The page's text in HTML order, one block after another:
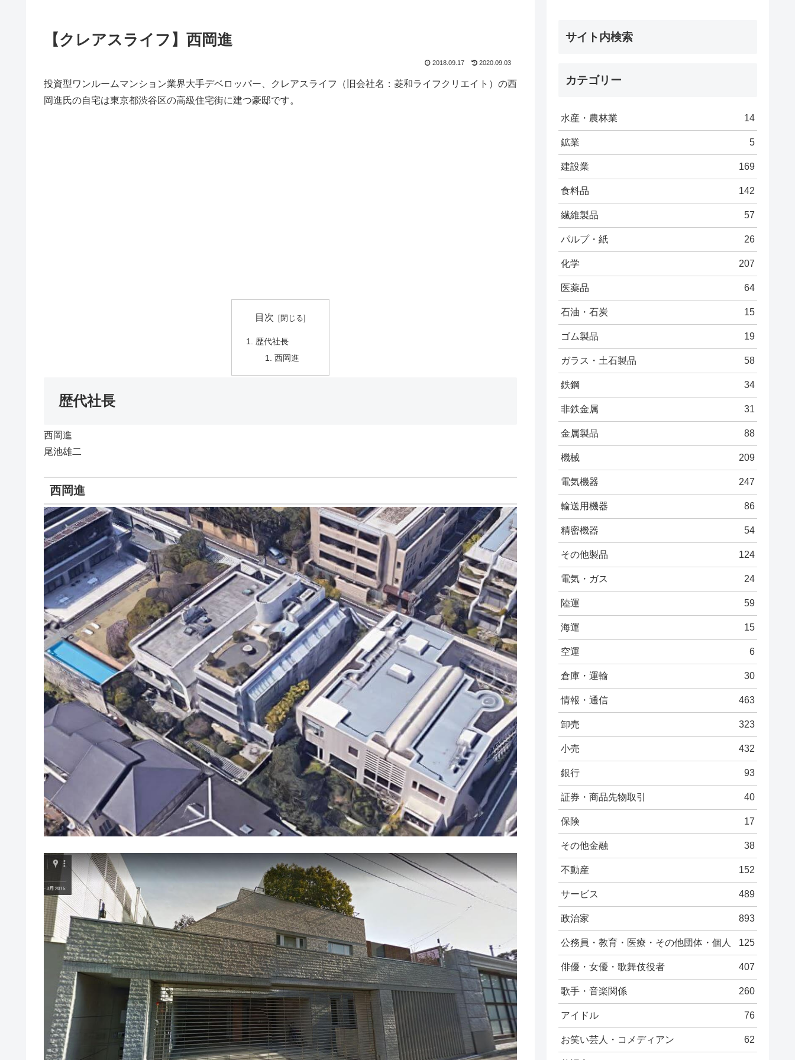
【クレアスライフ】西岡進
2018.09.17 2020.09.03
投資型ワンルームマンション業界大手デベロッパー、クレアスライフ（旧会社名：菱和ライフクリエイト）の西
岡進氏の自宅は東京都渋谷区の高級住宅街に建つ豪邸です。
目次
歴代社長
西岡進
歴代社長
西岡進
尾池雄二
西岡進
サイト内検索
カテゴリー
水産・農林業 14
鉱業 5
建設業 169
食料品 142
繊維製品 57
パルプ・紙 26
化学 207
医薬品 64
石油・石炭 15
ゴム製品 19
ガラス・土石製品 58
鉄鋼 34
非鉄金属 31
金属製品 88
機械 209
電気機器 247
輸送用機器 86
精密機器 54
その他製品 124
電気・ガス 24
陸運 59
海運 15
空運 6
倉庫・運輸 30
情報・通信 463
卸売 323
小売 432
銀行 93
証券・商品先物取引 40
保険 17
その他金融 38
不動産 152
サービス 489
政治家 893
公務員・教育・医療・その他団体・個人 125
俳優・女優・歌舞伎役者 407
歌手・音楽関係 260
アイドル 76
お笑い芸人・コメディアン 62